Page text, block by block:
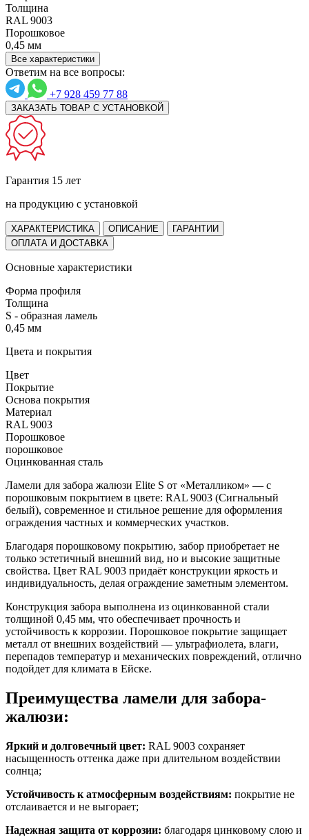
Толщина
RAL 9003
Порошковое
0,45 мм
Все характеристики
Ответим на все вопросы:
+7 928 459 77 88
ЗАКАЗАТЬ ТОВАР С УСТАНОВКОЙ
Гарантия 15 лет
на продукцию с установкой
ХАРАКТЕРИСТИКА ОПИСАНИЕ
ГАРАНТИИ
ОПЛАТА И ДОСТАВКА
Основные характеристики
Форма профиля
Толщина
S - образная ламель
0,45 мм
Цвета и покрытия
Цвет
Покрытие
Основа покрытия
Материал
RAL 9003
Порошковое
порошковое
Оцинкованная сталь
Ламели для забора жалюзи Elite S от «Металликом» — с
порошковым покрытием в цвете: RAL 9003 (Сигнальный
белый), современное и стильное решение для оформления
ограждения частных и коммерческих участков.
Благодаря порошковому покрытию, забор приобретает не
только эстетичный внешний вид, но и высокие защитные
свойства. Цвет RAL 9003 придаёт конструкции яркость и
индивидуальность, делая ограждение заметным элементом.
Конструкция забора выполнена из оцинкованной стали
толщиной 0,45 мм, что обеспечивает прочность и
устойчивость к коррозии. Порошковое покрытие защищает
металл от внешних воздействий — ультрафиолета, влаги,
перепадов температур и механических повреждений, отлично
подойдет для климата в Ейске.
Преимущества ламели для забора-
жалюзи:
Яркий и долговечный цвет: RAL 9003 сохраняет
насыщенность оттенка даже при длительном воздействии
солнца;
Устойчивость к атмосферным воздействиям: покрытие не
отслаивается и не выгорает;
Надежная защита от коррозии: благодаря цинковому слою и